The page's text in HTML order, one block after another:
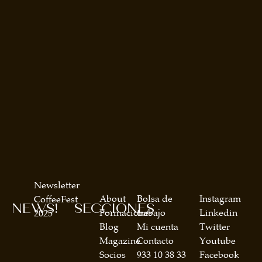
SECCIONES
About
Formaciones
Blog
Magazine
Socios
Bolsa de
trabajo
Mi cuenta
Contacto
933 10 38 33
NEWS!
Newsletter
CoffeeFest
2025
Instagram
Linkedin
Twitter
Youtube
Facebook